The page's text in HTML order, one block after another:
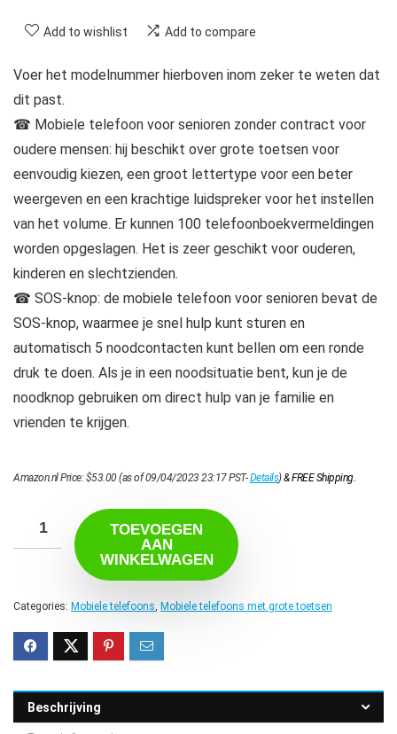
Add to wishlist Add to compare
Voer het modelnummer hierboven inom zeker te weten dat
dit past.
☎ Mobiele telefoon voor senioren zonder contract voor
oudere mensen: hij beschikt over grote toetsen voor
eenvoudig kiezen, een groot lettertype voor een beter
weergeven en een krachtige luidspreker voor het instellen
van het volume. Er kunnen 100 telefoonboekvermeldingen
worden opgeslagen. Het is zeer geschikt voor ouderen,
kinderen en slechtzienden.
☎ SOS-knop: de mobiele telefoon voor senioren bevat de
SOS-knop, waarmee je snel hulp kunt sturen en
automatisch 5 noodcontacten kunt bellen om een ronde
druk te doen. Als je in een noodsituatie bent, kun je de
noodknop gebruiken om direct hulp van je familie en
vrienden te krijgen.
Amazon.nl Price:$53.00(as of 09/04/2023 23:17 PST-Details)&FREE Shipping.
TOEVOEGEN
AAN
WINKELWAGEN
Categories: Mobiele telefoons Mobiele telefoons met grote toetsen
Beschrijving